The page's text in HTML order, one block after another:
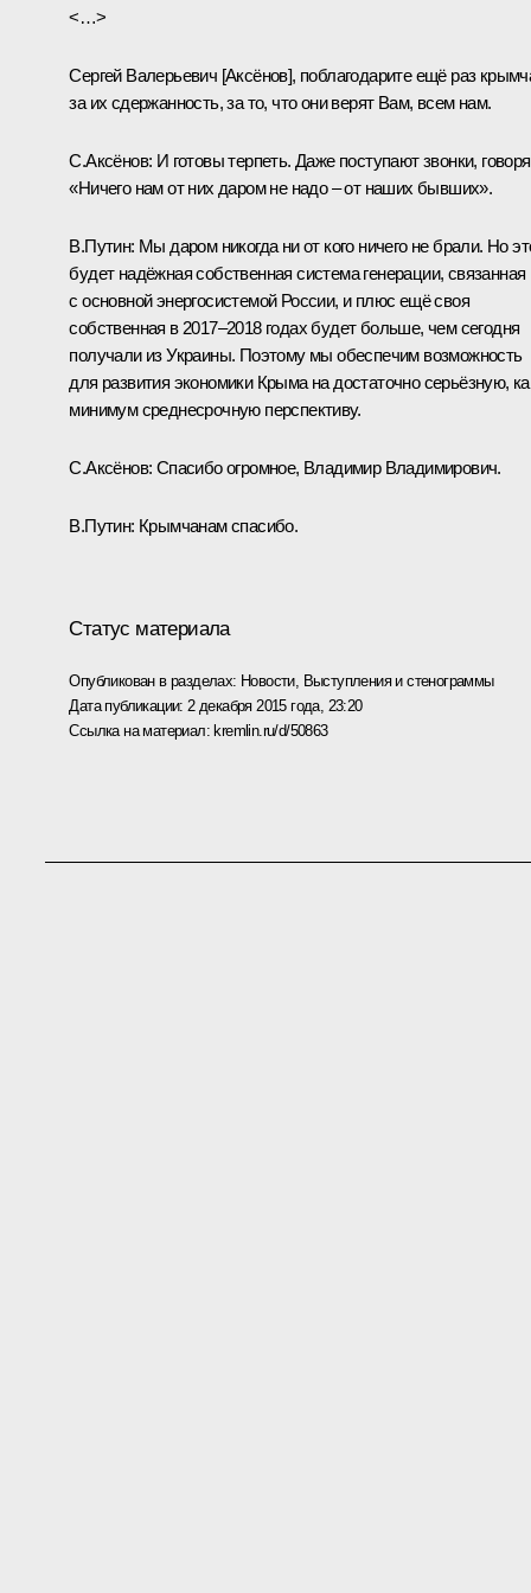
<…>
Сергей Валерьевич [Аксёнов], поблагодарите ещё раз
за их сдержанность, за то, что они верят Вам, всем нам.
С.Аксёнов: И готовы терпеть. Даже поступают звонки,
«Ничего нам от них даром не надо – от наших бывших».
В.Путин: Мы даром никогда ни от кого ничего не брали. Но
будет надёжная собственная система генерации, связанная
с основной энергосистемой России, и плюс ещё своя
собственная в 2017–2018 годах будет больше, чем сегодня
получали из Украины. Поэтому мы обеспечим возможность
для развития экономики Крыма на достаточно серьёзную,
минимум среднесрочную перспективу.
С.Аксёнов: Спасибо огромное, Владимир Владимирович.
В.Путин: Крымчанам спасибо.
Статус материала
Опубликован в разделах: Новости, Выступления и стенограммы
Дата публикации: 2 декабря 2015 года, 23:20
Ссылка на материал: kremlin.ru/d/50863